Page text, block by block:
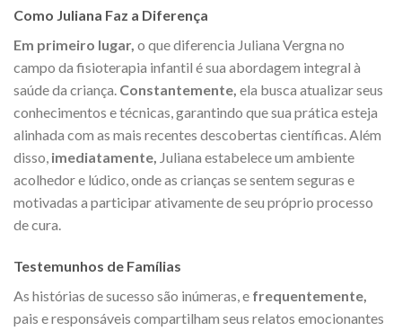
Como Juliana Faz a Diferença
Em primeiro lugar, o que diferencia Juliana Vergna no
campo da fisioterapia infantil é sua abordagem integral à
saúde da criança. Constantemente, ela busca atualizar seus
conhecimentos e técnicas, garantindo que sua prática esteja
alinhada com as mais recentes descobertas científicas. Além
disso, imediatamente, Juliana estabelece um ambiente
acolhedor e lúdico, onde as crianças se sentem seguras e
motivadas a participar ativamente de seu próprio processo
de cura.
Testemunhos de Famílias
As histórias de sucesso são inúmeras, e frequentemente,
pais e responsáveis compartilham seus relatos emocionantes